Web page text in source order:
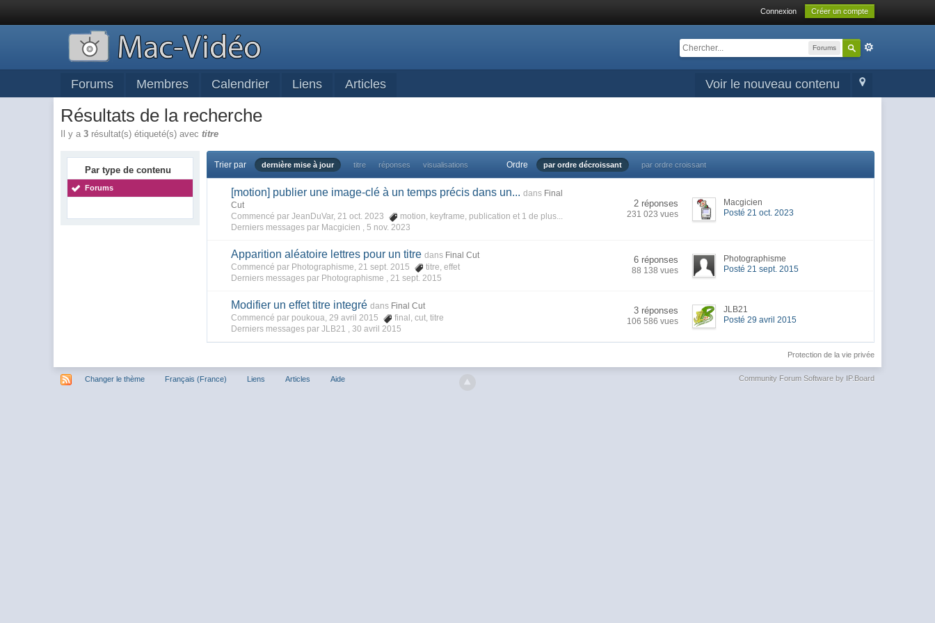
Connexion Créer un compte
Forums
Voir le nouveau contenu
Forums Membres Calendrier Liens Articles
Résultats de la recherche
Il y a3 résultat(s) étiqueté(s) avectitre
Par type de contenu
Forums
Trier par dernière mise à jour titre réponses visualisations Ordre par ordre décroissant par ordre croissant
[motion] publier une image-clé à un temps précis dans un... dans Final
Cut
Commencé par JeanDuVar, 21 oct. 2023
motion, keyframe, publication et 1 de plus...
Derniers messages par Macgicien ,5 nov. 2023
2 réponses
231 023 vues
Macgicien
Posté 21 oct. 2023
Apparition aléatoire lettres pour un titre dans Final Cut
Commencé par Photographisme, 21 sept. 2015
titre,effet
Derniers messages par Photographisme ,21 sept. 2015
6 réponses
88 138 vues
Photographisme
Posté 21 sept. 2015
Modifier un effet titre integré dans Final Cut
Commencé par poukoua, 29 avril 2015
final ,cut,titre
Derniers messages par JLB21 ,30 avril 2015
3 réponses
106 586 vues
JLB21
Posté 29 avril 2015
Protection de la vie privée
Changer le thème Français (France) Liens Articles Aide Community Forum Software by IP.Board